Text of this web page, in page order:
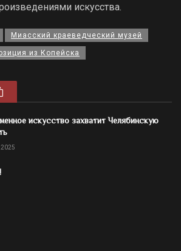
искусства.
Миасский краеведческий музей
из Копейска
искусство захватит Челябинскую